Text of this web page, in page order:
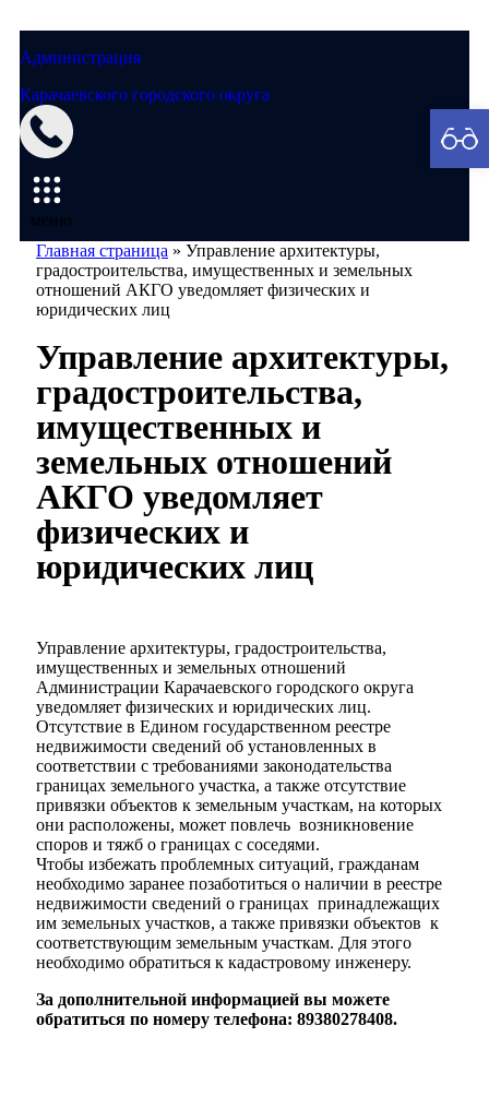
Администрация
Карачаевского городского округа
меню
Главная страница » Управление архитектуры,
градостроительства, имущественных и земельных
отношений АКГО уведомляет физических и
юридических лиц
Управление архитектуры,
градостроительства,
имущественных и
земельных отношений
АКГО уведомляет
физических и
юридических лиц
Управление архитектуры, градостроительства,
имущественных и земельных отношений
Администрации Карачаевского городского округа
уведомляет физических и юридических лиц.
Отсутствие в Едином государственном реестре
недвижимости сведений об установленных в
соответствии с требованиями законодательства
границах земельного участка, а также отсутствие
привязки объектов к земельным участкам, на которых
они расположены, может повлечь возникновение
споров и тяжб о границах с соседями.
Чтобы избежать проблемных ситуаций, гражданам
необходимо заранее позаботиться о наличии в реестре
недвижимости сведений о границах принадлежащих
им земельных участков, а также привязки объектов к
соответствующим земельным участкам. Для этого
необходимо обратиться к кадастровому инженеру.
За дополнительной информацией вы можете
обратиться по номеру телефона: 89380278408.
Мэрия